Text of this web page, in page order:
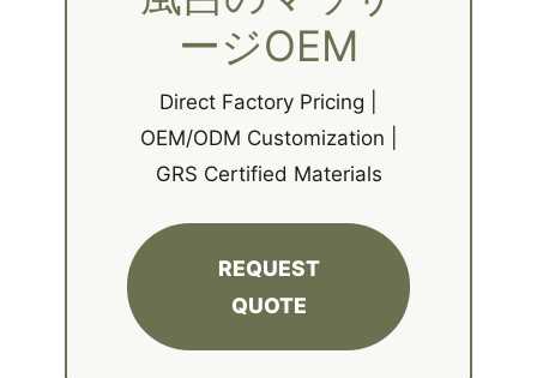
ージOEM
Direct Factory Pricing |
OEM/ODM Customization |
GRS Certified Materials
REQUEST
QUOTE